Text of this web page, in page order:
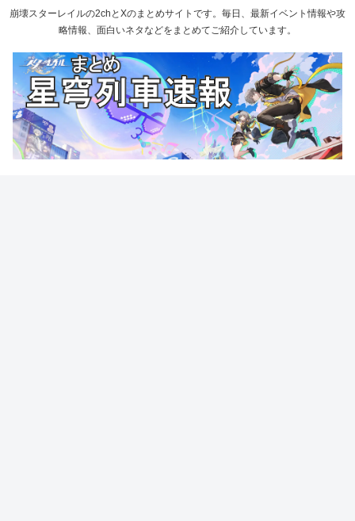
崩壊スターレイルの2chとXのまとめサイトです。毎日、最新イベント情報や攻
略情報、面白いネタなどをまとめてご紹介しています。